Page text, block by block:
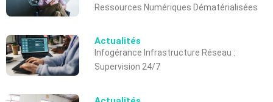
Ressources Numériques Dématérialisées
Actualités
Infogérance Infrastructure Réseau :
Supervision 24/7